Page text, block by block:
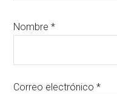
Nombre*
Correo electrónico*